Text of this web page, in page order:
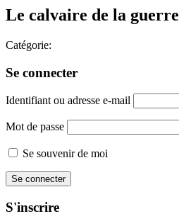
Le calvaire de la guerre
Catégorie:
Se connecter
Identifiant ou adresse e-mail
Mot de passe
Se souvenir de moi
S'inscrire